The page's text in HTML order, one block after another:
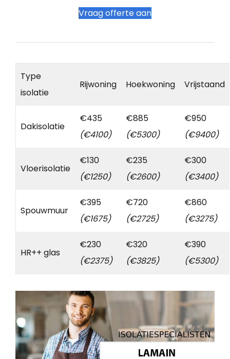
Vraag offerte aan
Type
isolatie
Rijwoning Hoekwoning Vrijstaand
Dakisolatie
€435
(€4100)
€885
(€5300)
€950
(€9400)
Vloerisolatie
€130
(€1250)
€235
(€2600)
€300
(€3400)
Spouwmuur
€395
(€1675)
€720
(€2725)
€860
(€3275)
HR++ glas
€230
(€2375)
€320
(€3825)
€390
(€5300)